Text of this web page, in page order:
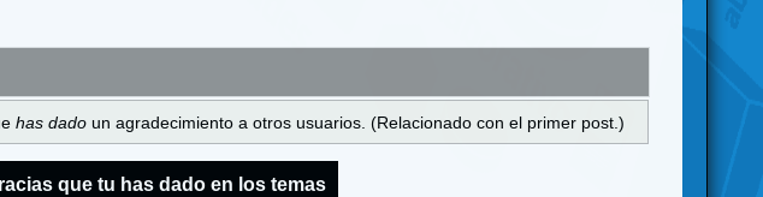
has dado un agradecimiento a otros usuarios. (Relacionado con el primer post.)
que tu has dado en los temas